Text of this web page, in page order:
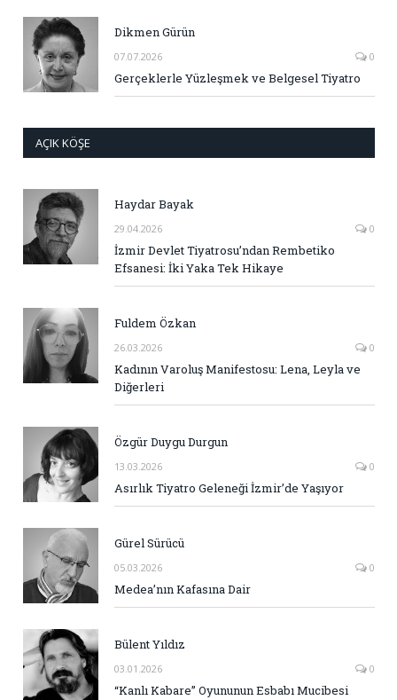
Dikmen Gürün
07.07.2026 0
Gerçeklerle Yüzleşmek ve Belgesel Tiyatro
AÇIK KÖŞE
Haydar Bayak
29.04.2026 0
İzmir Devlet Tiyatrosu’ndan Rembetiko
Efsanesi: İki Yaka Tek Hikaye
Fuldem Özkan
26.03.2026 0
Kadının Varoluş Manifestosu: Lena, Leyla ve
Diğerleri
Özgür Duygu Durgun
13.03.2026 0
Asırlık Tiyatro Geleneği İzmir’de Yaşıyor
Gürel Sürücü
05.03.2026 0
Medea’nın Kafasına Dair
Bülent Yıldız
03.01.2026 0
“Kanlı Kabare” Oyununun Esbabı Mucibesi